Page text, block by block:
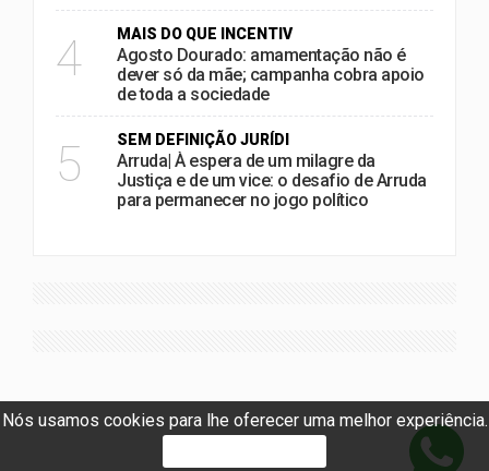
Nós usamos cookies para lhe oferecer uma melhor experiência.
4 MAIS DO QUE INCENTIV
Agosto Dourado: amamentação não é
dever só da mãe; campanha cobra apoio
de toda a sociedade
5 SEM DEFINIÇÃO JURÍDI
Arruda| À espera de um milagre da
Justiça e de um vice: o desafio de Arruda
para permanecer no jogo político